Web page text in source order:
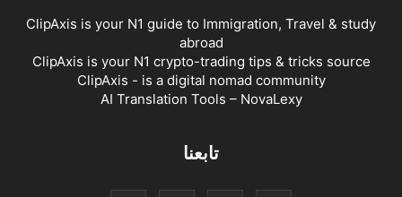
ClipAxis is your N1 guide to Immigration, Travel & study
abroad
ClipAxis is your N1 crypto-trading tips & tricks source
ClipAxis - is a digital nomad community
AI Translation Tools – NovaLexy
تابعنا